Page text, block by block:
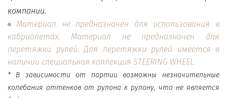
компании.
Материал не предназначен для использования в
кабриолетах. Материал не предназначен для
перетяжки рулей. Для перетяжки рулей имеется в
наличии специальная коллекция STEERING WHEEL.
* В зависимости от партии возможны незначительные
колебания оттенков от рулона к рулону, что не является